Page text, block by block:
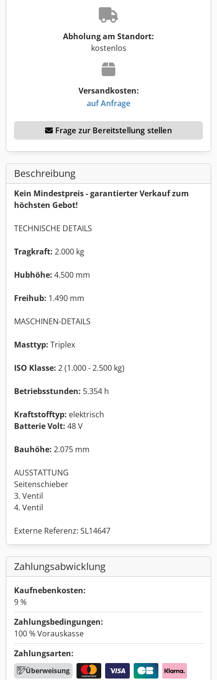
Abholung am Standort:
kostenlos
Versandkosten:
auf Anfrage
Frage zur Bereitstellung stellen
Beschreibung
Kein Mindestpreis - garantierter Verkauf zum
höchsten Gebot!
TECHNISCHE DETAILS
Tragkraft: 2.000 kg
Hubhöhe: 4.500 mm
Freihub: 1.490 mm
MASCHINEN-DETAILS
Masttyp: Triplex
ISO Klasse: 2 (1.000 - 2.500 kg)
Betriebsstunden: 5.354 h
Kraftstofftyp: elektrisch
Batterie Volt: 48 V
Bauhöhe: 2.075 mm
AUSSTATTUNG
Seitenschieber
3. Ventil
4. Ventil
Externe Referenz: SL14647
Zahlungsabwicklung
Kaufnebenkosten:
9 %
Zahlungsbedingungen:
100 % Vorauskasse
Zahlungsarten:
Überweisung